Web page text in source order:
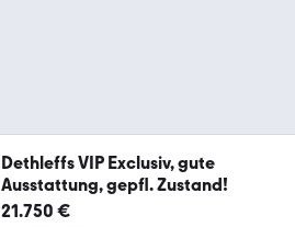
Dethleffs VIP Exclusiv, gute
Ausstattung, gepfl. Zustand!
21.750 €